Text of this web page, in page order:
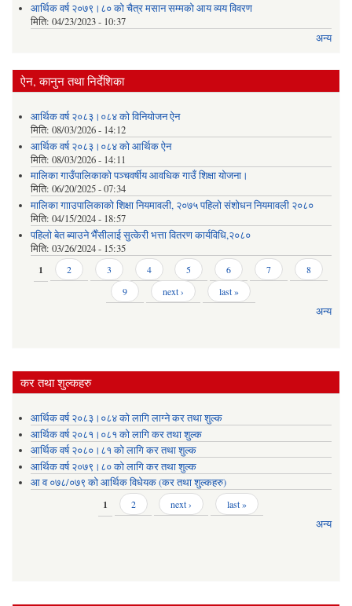
आर्थिक वर्ष २०७९।८० को चैत्र मसान सम्मको आय व्यय विवरण
मिति: 04/23/2023 - 10:37
अन्य
ऐन, कानुन तथा निर्देशिका
आर्थिक वर्ष २०८३।०८४ को विनियोजन ऐन
मिति: 08/03/2026 - 14:12
आर्थिक वर्ष २०८३।०८४ को आर्थिक ऐन
मिति: 08/03/2026 - 14:11
मालिका गाउँपालिकाको पञ्चवर्षीय आवधिक गाउँ शिक्षा योजना।
मिति: 06/20/2025 - 07:34
मालिका गााउपालिकाको शिक्षा नियमावली, २०७५ पहिलो संशोधन नियमावली २०८०
मिति: 04/15/2024 - 18:57
पहिलो बेत ब्याउने भैँसीलाई सुत्केरी भत्ता वितरण कार्यविधि,२०८०
मिति: 03/26/2024 - 15:35
Pages
1 2 3 4 5 6 7
8
9
next › last »
अन्य
कर तथा शुल्कहरु
आर्थिक वर्ष २०८३।०८४ को लागि लाग्ने कर तथा शुल्क
आर्थिक वर्ष २०८१।०८१ को लागि कर तथा शुल्क
आर्थिक वर्ष २०८०।८१ को लागि कर तथा शुल्क
आर्थिक वर्ष २०७९।८० को लागि कर तथा शुल्क
आ व ०७८/०७९ को आर्थिक विधेयक (कर तथा शुल्कहरु)
1 2 next › last »
अन्य